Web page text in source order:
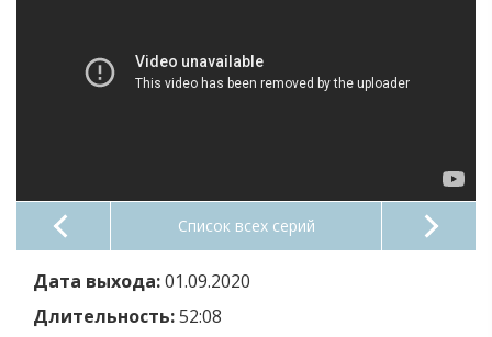
Список всех серий
Дата выхода:01.09.2020
Длительность:52:08